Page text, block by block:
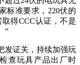
标准要求，220伏的
得CCC认证，不是
”
证关，持续加强玩
查玩具产品出厂时